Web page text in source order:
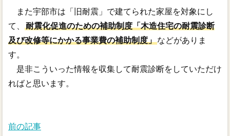
また宇部市は「旧耐震」で建てられた家屋を対象にし
て、
耐震化促進のための補助制度「木造住宅の耐震診断
及び改修等にかかる事業費の補助制度」などがありま
す。
是非こういった情報を収集して耐震診断をしていただけ
ればと思います。
前の記事